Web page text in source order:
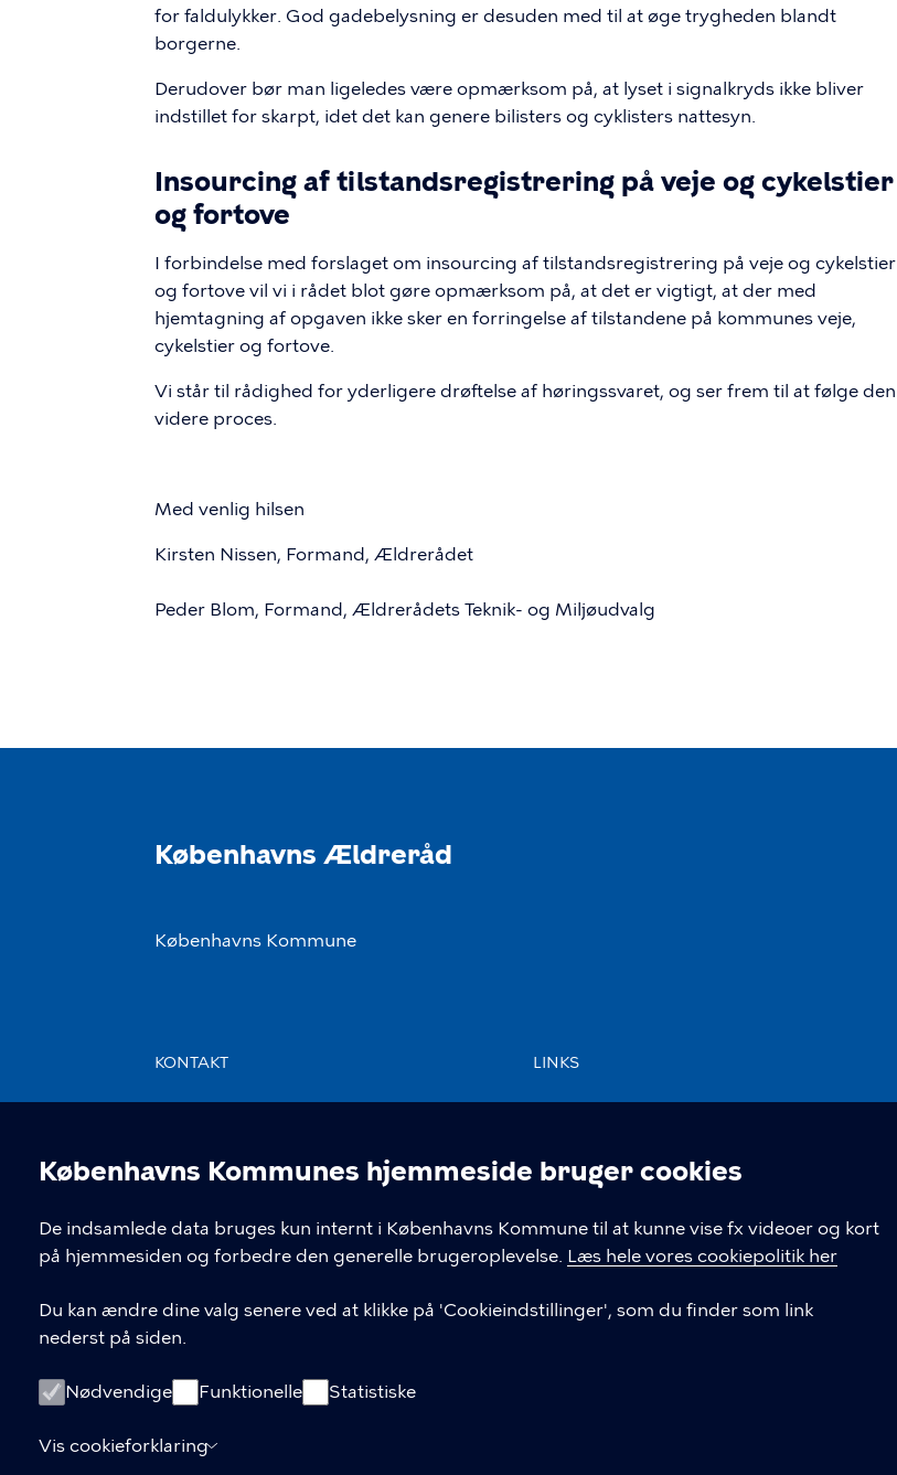
Cookieindstillinger
Københavns Kommunes hjemmeside bruger cookies
De indsamlede data bruges kun internt i Københavns Kommune til at kunne vise fx videoer og kort
på hjemmesiden og forbedre den generelle brugeroplevelse. Læs hele vores cookiepolitik her
Du kan ændre dine valg senere ved at klikke på 'Cookieindstillinger', som du finder som link
nederst på siden.
Nødvendige Funktionelle Statistiske
Vis cookieforklaring
for faldulykker. God gadebelysning er desuden med til at øge trygheden blandt
borgerne.
Derudover bør man ligeledes være opmærksom på, at lyset i signalkryds ikke bliver
indstillet for skarpt, idet det kan genere bilisters og cyklisters nattesyn.
Insourcing af tilstandsregistrering på veje og cykelstier
og fortove
I forbindelse med forslaget om insourcing af tilstandsregistrering på veje og cykelstier
og fortove vil vi i rådet blot gøre opmærksom på, at det er vigtigt, at der med
hjemtagning af opgaven ikke sker en forringelse af tilstandene på kommunes veje,
cykelstier og fortove.
Vi står til rådighed for yderligere drøftelse af høringssvaret, og ser frem til at følge den
videre proces.
Med venlig hilsen
Kirsten Nissen, Formand, Ældrerådet
Peder Blom, Formand, Ældrerådets Teknik- og Miljøudvalg
Københavns Ældreråd
Københavns Kommune
KONTAKT LINKS
Tilgængelighedserklæring
Cookiepolitik